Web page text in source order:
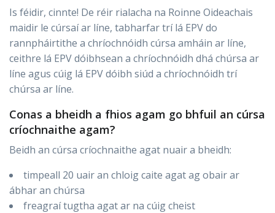
Is féidir, cinnte! De réir rialacha na Roinne Oideachais
maidir le cúrsaí ar líne, tabharfar trí lá EPV do
rannpháirtithe a chríochnóidh cúrsa amháin ar líne,
ceithre lá EPV dóibhsean a chríochnóidh dhá chúrsa ar
líne agus cúig lá EPV dóibh siúd a chríochnóidh trí
chúrsa ar líne.
Conas a bheidh a fhios agam go bhfuil an cúrsa
críochnaithe agam?
Beidh an cúrsa críochnaithe agat nuair a bheidh:
timpeall 20 uair an chloig caite agat ag obair ar
ábhar an chúrsa
freagraí tugtha agat ar na cúig cheist